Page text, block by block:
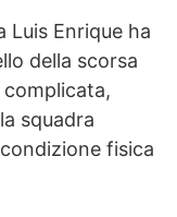
Luis Enrique ha
della scorsa
squadra
fisica